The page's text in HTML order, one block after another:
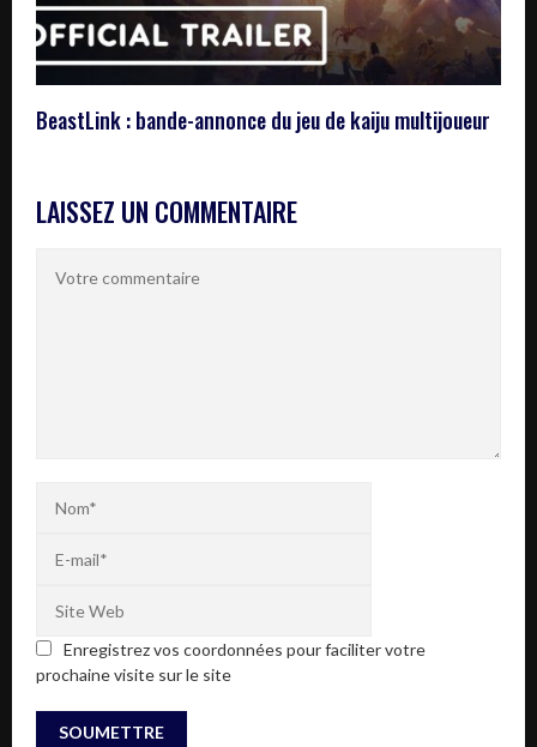
BeastLink : bande-annonce du jeu de kaiju multijoueur
LAISSEZ UN COMMENTAIRE
Enregistrez vos coordonnées pour faciliter votre
prochaine visite sur le site